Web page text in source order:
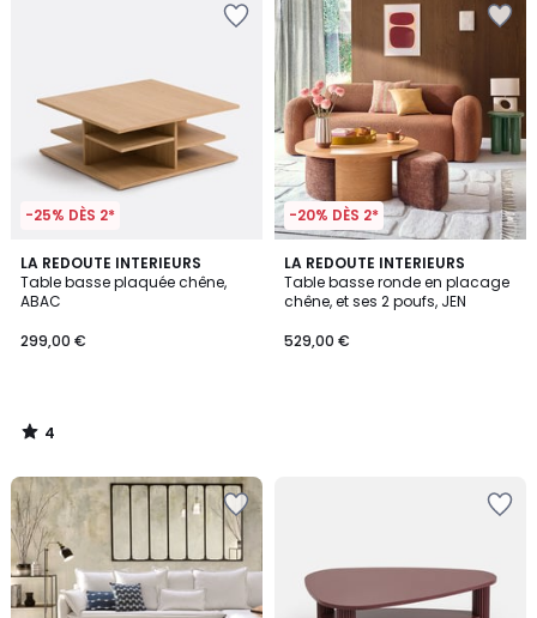
-25% DÈS 2*
LA REDOUTE INTERIEURS
Table basse plaquée chêne,
ABAC
299,00 €
4
/
5
4
/
-20% DÈS 2*
LA REDOUTE INTERIEURS
Table basse ronde en placage
chêne, et ses 2 poufs, JEN
529,00 €